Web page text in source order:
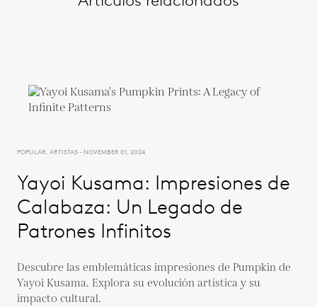
POPULAR, ARTISTAS - NOVEMBER 01, 2024
Yayoi Kusama: Impresiones de
Calabaza: Un Legado de
Patrones Infinitos
Descubre las emblemáticas impresiones de Pumpkin de
Yayoi Kusama. Explora su evolución artística y su
impacto cultural.